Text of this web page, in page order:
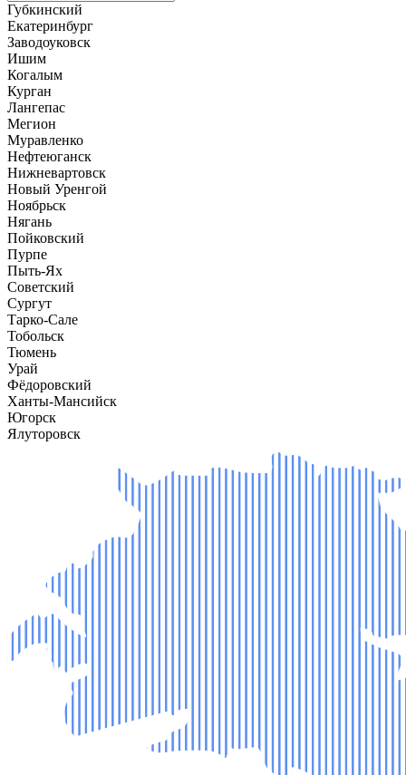
Губкинский
Екатеринбург
Заводоуковск
Ишим
Когалым
Курган
Лангепас
Мегион
Муравленко
Нефтеюганск
Нижневартовск
Новый Уренгой
Ноябрьск
Нягань
Пойковский
Пурпе
Пыть-Ях
Советский
Сургут
Тарко-Сале
Тобольск
Тюмень
Урай
Фёдоровский
Ханты-Мансийск
Югорск
Ялуторовск